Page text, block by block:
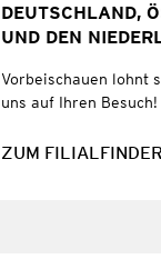
DEUTSCHLAND,
UND DEN
Vorbeischauen lohnt
uns auf Ihren Besuch!
ZUM FILIALFINDER